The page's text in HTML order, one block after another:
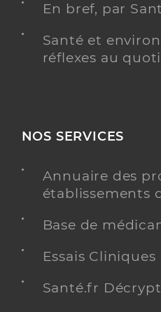
En bref, par
Santé et
réflexes au
NOS SERVICES
Annuaire des
établissements
Base de
Essais Cliniques
Santé.fr